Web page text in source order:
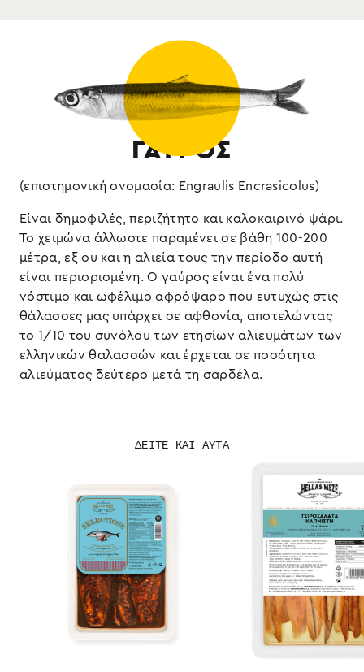
Διατηρείται στο ψυγείο.
ΓΑΥΡΟΣ
(επιστημονική ονομασία: Engraulis Encrasicolus)
Είναι δημοφιλές, περιζήτητο και καλοκαιρινό ψάρι.
Το χειμώνα άλλωστε παραμένει σε βάθη 100-200
μέτρα, εξ ου και η αλιεία τους την περίοδο αυτή
είναι περιορισμένη. Ο γαύρος είναι ένα πολύ
νόστιμο και ωφέλιμο αφρόψαρο που ευτυχώς στις
θάλασσες μας υπάρχει σε αφθονία, αποτελώντας
το 1/10 του συνόλου των ετησίων αλιευμάτων των
ελληνικών θαλασσών και έρχεται σε ποσότητα
αλιεύματος δεύτερο μετά τη σαρδέλα.
ΔΕΙΤΕ ΚΑΙ ΑΥΤΑ